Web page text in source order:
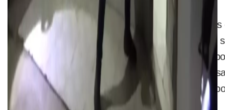
As armas seriam transportadas em
localizada em Cabrobró (PE). A empresa, que
para encobrir as atividades criminosas. O
R$ 1 milhão desde a tentativa frustrada de
dos quatro estados envolvidos estão em